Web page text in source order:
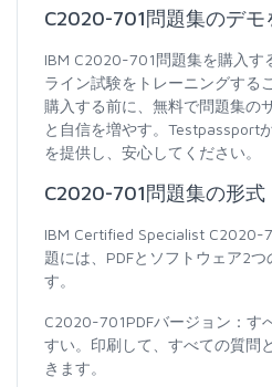
C2020-701問題集のデモ
IBM C2020-701問題集を購入す
ライン試験をトレーニングする
購入する前に、無料で問題集の
と自信を増やす。Testpassport
を提供し、安心してください。
C2020-701問題集の形式
IBM Certified Specialist C2020-
題には、PDFとソフトウェア2
す。
C2020-701PDFバージョン：す
すい。印刷して、すべての質問
きます。